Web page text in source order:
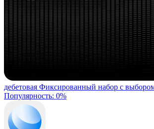
дебетовая Фиксированный набор с
Популярность: 0%